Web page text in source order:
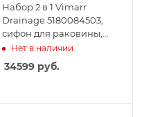
Набор 2 в 1 Vimarr
Drainage 5180084503,
сифон для раковины,
донный клапан
универсальный, розовое
золото
Нет в наличии
34599руб.